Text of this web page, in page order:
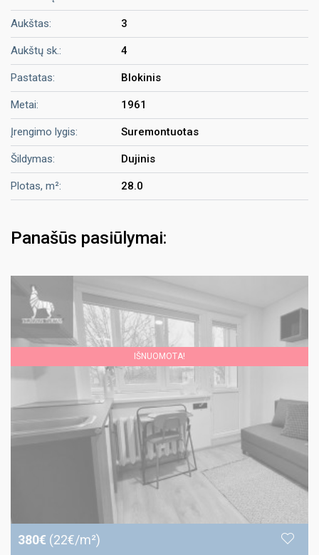
Aukštas: 3
Aukštų sk.: 4
Pastatas: Blokinis
Metai: 1961
Įrengimo lygis: Suremontuotas
Šildymas: Dujinis
Plotas, m²: 28.0
Panašūs pasiūlymai:
IŠNUOMOTA!
380€ (22€/m²)